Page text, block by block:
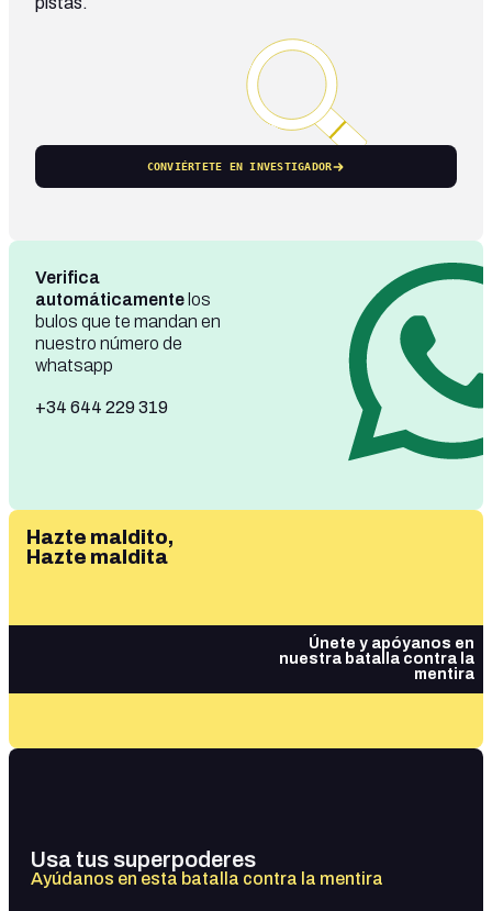
CONVIÉRTETE EN INVESTIGADOR
Verifica
automáticamente los
bulos que te mandan en
nuestro número de
whatsapp
+34 644 229 319
Hazte maldito,
Hazte maldita
Únete y apóyanos en
nuestra batalla contra la
mentira
Usa tus superpoderes
Ayúdanos en esta batalla contra la mentira